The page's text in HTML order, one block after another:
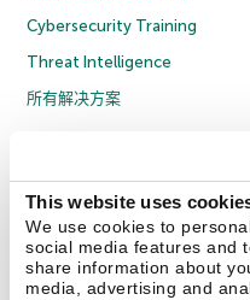
This website uses
We use cookies to
social media features and
share information about
media, advertising and
Cybersecurity Training
Threat Intelligence
所有解决方案
反腐败政策
许可
京ICP备12053225号
京公网安备
联系我们 关于我们 合作伙伴